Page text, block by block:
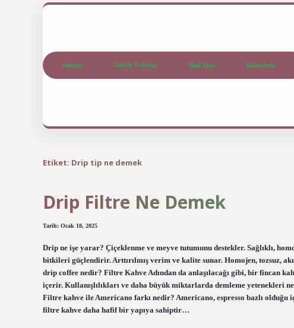
Anasayfa Gizlilik Politikası Yasal Uyarı Hakkımızda
Etiket: Drip tip ne demek
Drip Filtre Ne Demek
Tarih: Ocak 18, 2025
Drip ne işe yarar? Çiçeklenme ve meyve tutumunu destekler. Sağlıklı,
bitkileri güçlendirir. Arttırılmış verim ve kalite sunar. Homojen, tozsuz,
drip coffee nedir? Filtre Kahve Adından da anlaşılacağı gibi, bir fincan
içerir. Kullanışlılıkları ve daha büyük miktarlarda demleme yetenekleri
Filtre kahve ile Americano farkı nedir? Americano, espresso bazlı
filtre kahve daha hafif bir yapıya sahiptir…